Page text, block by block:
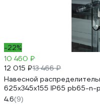
-22%
10 460 ₽
12 015 ₽13 466 ₽
Навесной
625х345х155 IP65 pb65-n-
4.6(9)